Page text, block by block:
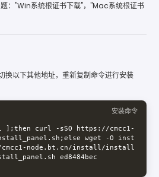
："Win系统根证书下载"，"Mac系统根证书
换以下其他地址，重新复制命令进行安装
安装命令
curl -sSO https://cmcc1-
wget -O inst
node.bt.cn/install/install
ed8484bec